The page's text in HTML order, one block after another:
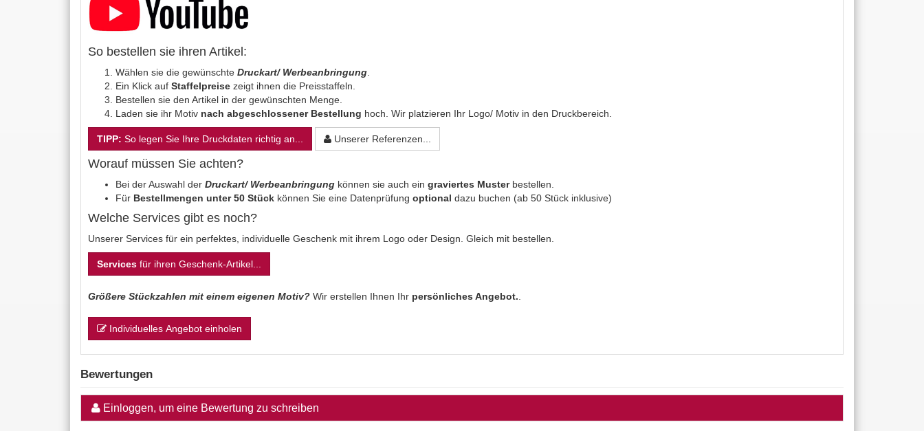
So bestellen sie ihren Artikel:
Wählen sie die gewünschte Druckart/ Werbeanbringung
Ein Klick auf Staffelpreise zeigt ihnen die Preisstaffeln.
Bestellen sie den Artikel in der gewünschten Menge.
Laden sie ihr Motiv nach abgeschlossener Bestellung hoch. Wir platzieren Ihr Logo/ Motiv in den Druckbereich.
TIPP: So legen Sie Ihre Druckdaten richtig an... Unserer Referenzen...
Worauf müssen Sie achten?
Bei der Auswahl der Druckart/ Werbeanbringung können sie auch ein graviertes Musterbestellen.
Für Bestellmengen unter 50 Stück können Sie eine Datenprüfung optional dazu buchen (ab 50 Stück inklusive)
Welche Services gibt es noch?
Unserer Services für ein perfektes, individuelle Geschenk mit ihrem Logo oder Design. Gleich mit bestellen.
Services für ihren Geschenk-Artikel...
Größere Stückzahlen mit einem eigenen Motiv? Wir erstellen Ihnen Ihr persönliches Angebot.
Individuelles Angebot einholen
Bewertungen
Einloggen, um eine Bewertung zu schreiben